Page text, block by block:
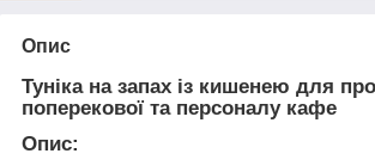
Опис
Туніка на запах із кишенею для
поперекової та персоналу кафе
Опис: